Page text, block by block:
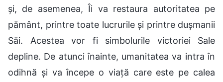
și, de asemenea, Îi va restaura autoritatea pe
pământ, printre toate lucrurile și printre dușmanii
Săi. Acestea vor fi simbolurile victoriei Sale
depline. De atunci înainte, umanitatea va intra în
odihnă și va începe o viață care este pe calea